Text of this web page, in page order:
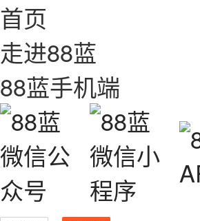
首页
走进88蓝
88蓝手机端